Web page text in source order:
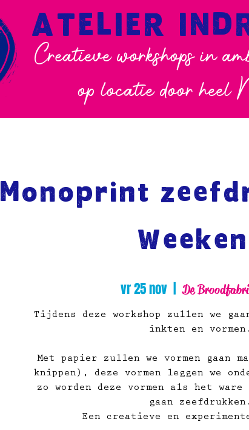
Creatieve workshops in
op locatie door heel
ATELIER
Monoprint
vr 25 nov
  |
De
Tijdens deze workshop zullen we
inkten en vormen.
Met papier zullen we vormen gaan
knippen), deze vormen leggen we
zo worden deze vormen als het
gaan zeefdrukken.
Een creatieve en